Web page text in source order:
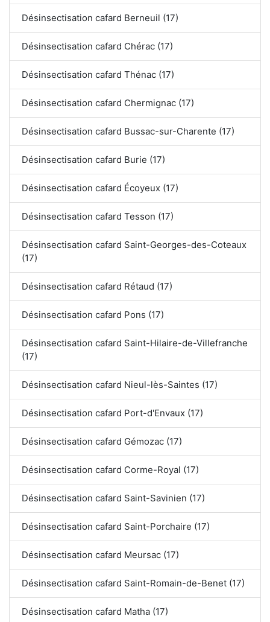
Désinsectisation cafard Berneuil (17)
Désinsectisation cafard Chérac (17)
Désinsectisation cafard Thénac (17)
Désinsectisation cafard Chermignac (17)
Désinsectisation cafard Bussac-sur-Charente (17)
Désinsectisation cafard Burie (17)
Désinsectisation cafard Écoyeux (17)
Désinsectisation cafard Tesson (17)
Désinsectisation cafard Saint-Georges-des-Coteaux
(17)
Désinsectisation cafard Rétaud (17)
Désinsectisation cafard Pons (17)
Désinsectisation cafard Saint-Hilaire-de-Villefranche
(17)
Désinsectisation cafard Nieul-lès-Saintes (17)
Désinsectisation cafard Port-d'Envaux (17)
Désinsectisation cafard Gémozac (17)
Désinsectisation cafard Corme-Royal (17)
Désinsectisation cafard Saint-Savinien (17)
Désinsectisation cafard Saint-Porchaire (17)
Désinsectisation cafard Meursac (17)
Désinsectisation cafard Saint-Romain-de-Benet (17)
Désinsectisation cafard Matha (17)